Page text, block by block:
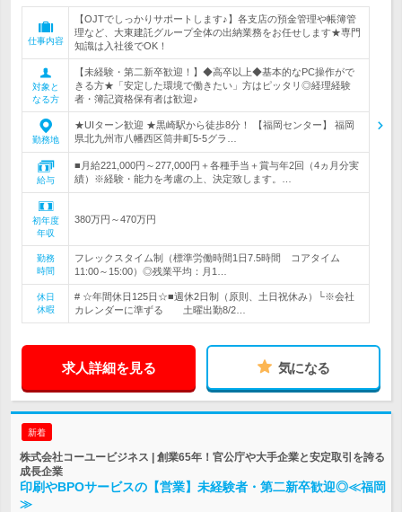
仕事内容
【OJTでしっかりサポートします♪】各支店の預金管理や帳簿管
理など、大東建託グループ全体の出納業務をお任せします★専門
知識は入社後でOK！
対象と
なる方
【未経験・第二新卒歓迎！】◆高卒以上◆基本的なPC操作がで
きる方★「安定した環境で働きたい」方はピッタリ◎経理経験
者・簿記資格保有者は歓迎♪
勤務地
★UIターン歓迎 ★黒崎駅から徒歩8分！ 【福岡センター】 福岡
県北九州市八幡西区筒井町5-5グラ…
給与
■月給221,000円～277,000円＋各種手当＋賞与年2回（4ヵ月分実
績）※経験・能力を考慮の上、決定致します。…
初年度
年収
380万円～470万円
勤務
時間
フレックスタイム制（標準労働時間1日7.5時間 コアタイム
11:00～15:00）◎残業平均：月1…
休日
休暇
# ☆年間休日125日☆■週休2日制（原則、土日祝休み）└※会社
カレンダーに準ずる 土曜出勤8/2…
求人詳細を見る 気になる
新着
株式会社コーユービジネス | 創業65年！官公庁や大手企業と安定取引を誇る
成長企業
印刷やBPOサービスの【営業】未経験者・第二新卒歓迎◎≪福岡
≫